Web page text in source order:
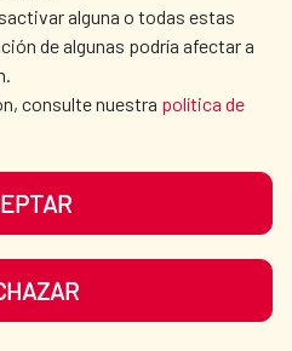
alguna o todas estas
de algunas podría afectar a
consulte nuestra política de
PROTECCIÓN DE DATOS
MAPA WEB